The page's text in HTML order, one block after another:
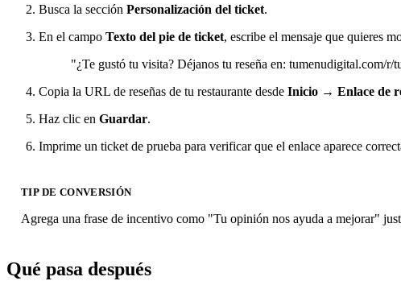
Busca la sección Personalización del ticket.
En el campo Texto del pie de ticket, escribe el mensaje que quieres
"¿Te gustó tu visita? Déjanos tu reseña en: tumenudigital.com/r/
Copia la URL de reseñas de tu restaurante desde Inicio → Enlace de
Haz clic en Guardar.
Imprime un ticket de prueba para verificar que el enlace aparece
TIP DE CONVERSIÓN
Agrega una frase de incentivo como "Tu opinión nos ayuda a mejorar"
Qué pasa después